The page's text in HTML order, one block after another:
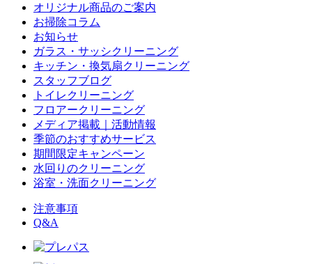
オリジナル商品のご案内
お掃除コラム
お知らせ
ガラス・サッシクリーニング
キッチン・換気扇クリーニング
スタッフブログ
トイレクリーニング
フロアークリーニング
メディア掲載｜活動情報
季節のおすすめサービス
期間限定キャンペーン
水回りのクリーニング
浴室・洗面クリーニング
注意事項
Q&A